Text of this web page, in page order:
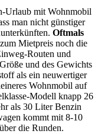
Urlaub mit Wohnmobil
man nicht günstiger
Oftmals
Mietpreis noch die
Routen und
und des Gewichts
als ein neuwertiger
Wohnmobil auf
Modell knapp 26
als 30 Liter Benzin
kommt mit 8-10
die Runden.